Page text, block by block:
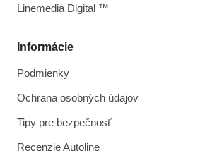
Informácie
Podmienky
Ochrana osobných údajov
Tipy pre bezpečnosť
Recenzie Autoline
Linemedia Digital ™